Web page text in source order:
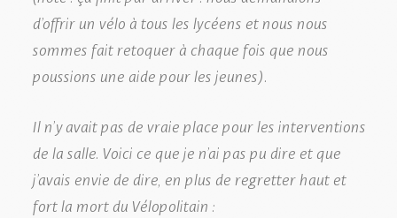
d’offrir un vélo à tous les lycéens et nous nous
sommes fait retoquer à chaque fois que nous
poussions une aide pour les jeunes).
Il n’y avait pas de vraie place pour les interventions
de la salle. Voici ce que je n’ai pas pu dire et que
j’avais envie de dire, en plus de regretter haut et
fort la mort du Vélopolitain :